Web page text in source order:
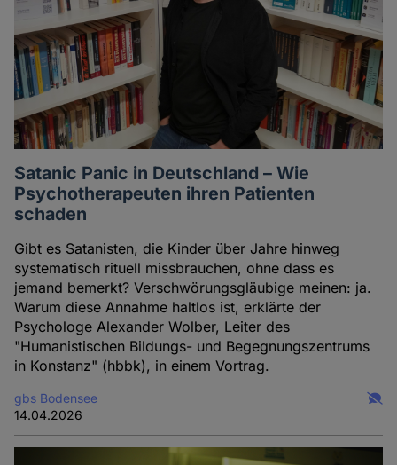
Satanic Panic in Deutschland – Wie
Psychotherapeuten ihren Patienten
schaden
Gibt es Satanisten, die Kinder über Jahre hinweg
systematisch rituell missbrauchen, ohne dass es
jemand bemerkt? Verschwörungsgläubige meinen: ja.
Warum diese Annahme haltlos ist, erklärte der
Psychologe Alexander Wolber, Leiter des
"Humanistischen Bildungs- und Begegnungszentrums
in Konstanz" (hbbk), in einem Vortrag.
gbs Bodensee
14.04.2026
Cookies